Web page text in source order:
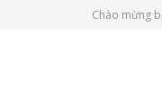
Chào mừng